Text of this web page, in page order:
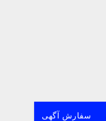
سفارش آگهی